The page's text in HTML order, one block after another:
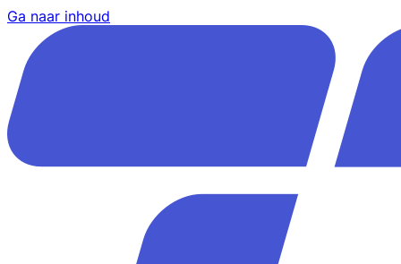
Ga naar inhoud